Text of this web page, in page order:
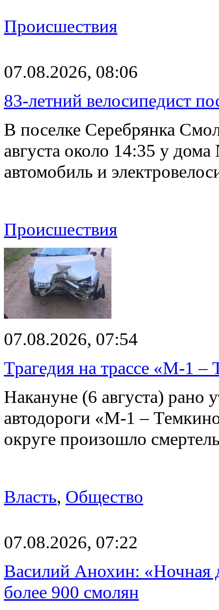
Происшествия
07.08.2026, 08:06
83-летний велосипедист
В поселке Серебрянка
августа около 14:35 у
автомобиль и
Происшествия
07.08.2026, 07:54
Трагедия на трассе «М-1 –
Накануне (6 августа) рано
автодороги «М-1 –
округе произошло
Власть, Общество
07.08.2026, 07:22
Василий Анохин: «Ночная
более 900 смолян